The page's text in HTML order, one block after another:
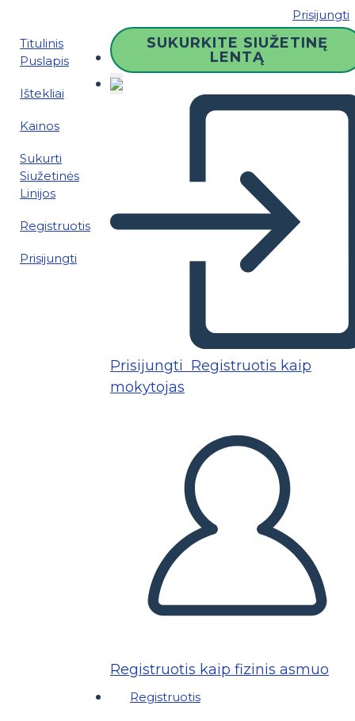
Prisijungti
Titulinis
Puslapis
Ištekliai
Kainos
Sukurti
Siužetinės
Linijos
Registruotis
Prisijungti
SUKURKITE SIUŽETINĘ
LENTĄ
Prisijungti Registruotis kaip
mokytojas
Registruotis kaip fizinis asmuo
Registruotis